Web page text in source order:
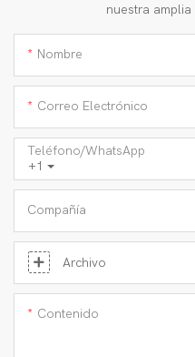
nuestra
Nombre
Correo Electrónico
+1
Teléfono/WhatsApp
Compañía
Archivo
Contenido